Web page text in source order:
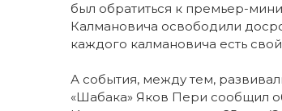
был обратиться к премьер-
Калмановича освободили
каждого калмановича есть свой
А события, между тем,
«Шабака» Яков Пери сообщил